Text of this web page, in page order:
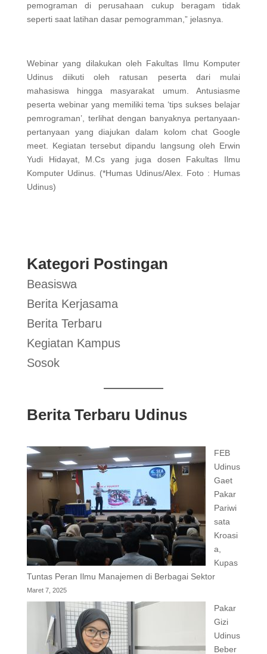
pemograman di perusahaan cukup beragam tidak
seperti saat latihan dasar pemogramman,” jelasnya.
Webinar yang dilakukan oleh Fakultas Ilmu Komputer
Udinus diikuti oleh ratusan peserta dari mulai
mahasiswa hingga masyarakat umum. Antusiasme
peserta webinar yang memiliki tema ‘tips sukses belajar
pemrograman’, terlihat dengan banyaknya pertanyaan-
pertanyaan yang diajukan dalam kolom chat Google
meet. Kegiatan tersebut dipandu langsung oleh Erwin
Yudi Hidayat, M.Cs yang juga dosen Fakultas Ilmu
Komputer Udinus. (*Humas Udinus/Alex. Foto : Humas
Udinus)
Kategori Postingan
Beasiswa
Berita Kerjasama
Berita Terbaru
Kegiatan Kampus
Sosok
Berita Terbaru Udinus
FEB
Udinus
Gaet
Pakar
Pariwi
sata
Kroasi
a,
Kupas
Tuntas Peran Ilmu Manajemen di Berbagai Sektor
Maret 7, 2025
Pakar
Gizi
Udinus
Beber